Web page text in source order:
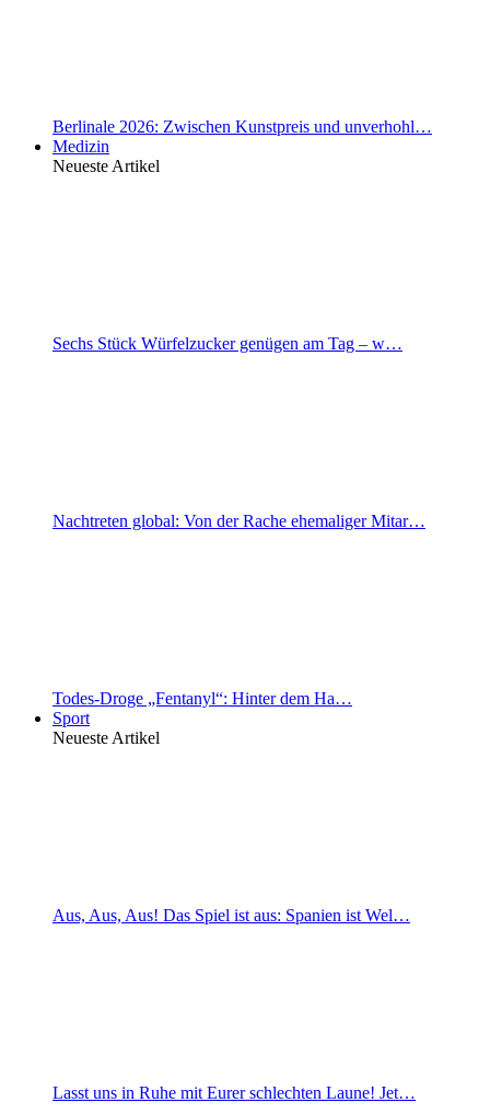
Berlinale 2026: Zwischen Kunstpreis und unverhohl…
Medizin
Neueste Artikel
Sechs Stück Würfelzucker genügen am Tag – w…
Nachtreten global: Von der Rache ehemaliger Mitar…
Todes-Droge „Fentanyl“: Hinter dem Ha…
Sport
Neueste Artikel
Aus, Aus, Aus! Das Spiel ist aus: Spanien ist Wel…
Lasst uns in Ruhe mit Eurer schlechten Laune! Jet…